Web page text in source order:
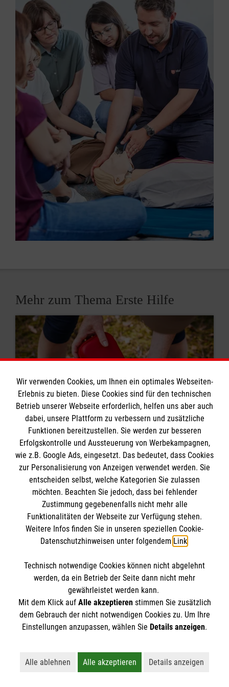
Mehr zum Thema Erste Hilfe
8 Erste-Hilfe-Mythen
Rund um das Thema Erste Hilfe kursieren viele
Mythen. Was stimmt? Was ist überholt? Wir
klären auf.
Wir verwenden Cookies, um Ihnen ein optimales Webseiten-
Erlebnis zu bieten. Diese Cookies sind für den technischen
Betrieb unserer Webseite erforderlich, helfen uns aber auch
dabei, unsere Plattform zu verbessern und zusätzliche
Funktionen bereitzustellen. Sie werden zur besseren
Erfolgskontrolle und Aussteuerung von Werbekampagnen,
wie z.B. Google Ads, eingesetzt. Das bedeutet, dass Cookies
zur Personalisierung von Anzeigen verwendet werden. Sie
entscheiden selbst, welche Kategorien Sie zulassen
möchten. Beachten Sie jedoch, dass bei fehlender
Zustimmung gegebenenfalls nicht mehr alle
Funktionalitäten der Webseite zur Verfügung stehen.
Weitere Infos finden Sie in unseren speziellen Cookie-
Datenschutzhinweisen unter folgendem Link.
Technisch notwendige Cookies können nicht abgelehnt
werden, da ein Betrieb der Seite dann nicht mehr
gewährleistet werden kann.
Mit dem Klick auf Alle akzeptierenstimmen Sie zusätzlich
dem Gebrauch der nicht notwendigen Cookies zu. Um Ihre
Einstellungen anzupassen, wählen Sie Details anzeigen.
Alle ablehnen
Lehnt alle nicht-essentiellen Cookies ab
Alle akzeptieren
Akzeptiert alle Cookies
Details anzeigen